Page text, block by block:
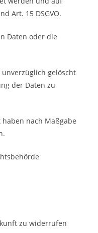
Art. 15 DSGVO.
Daten oder die
unverzüglich gelöscht
der Daten zu
nach Maßgabe
zu widerrufen